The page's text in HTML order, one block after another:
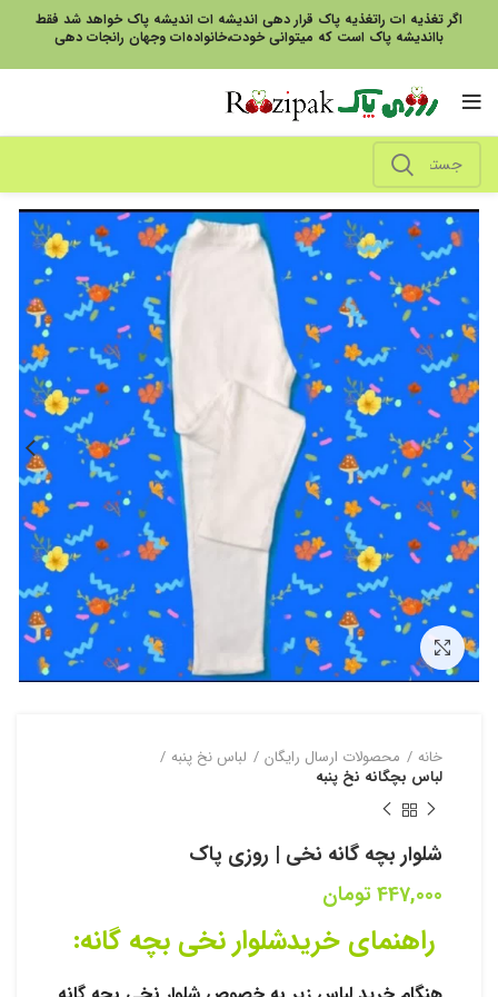
اگر تغذیه ات راتغذیه پاک قرار دهی اندیشه ات اندیشه پاک خواهد شد فقط
بااندیشه پاک است که میتوانی خودت،خانواده‌ات وجهان رانجات دهی
بزرگنمایی تصویر
خانه محصولات ارسال رایگان
لباس نخ پنبه
لباس بچگانه نخ پنبه
شلوار بچه گانه نخی | روزی پاک
447,000تومان
راهنمای خریدشلوار نخی بچه گانه: